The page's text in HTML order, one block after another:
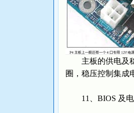
主板的供电及稳
圈，稳压控制集成
11、BIOS 及